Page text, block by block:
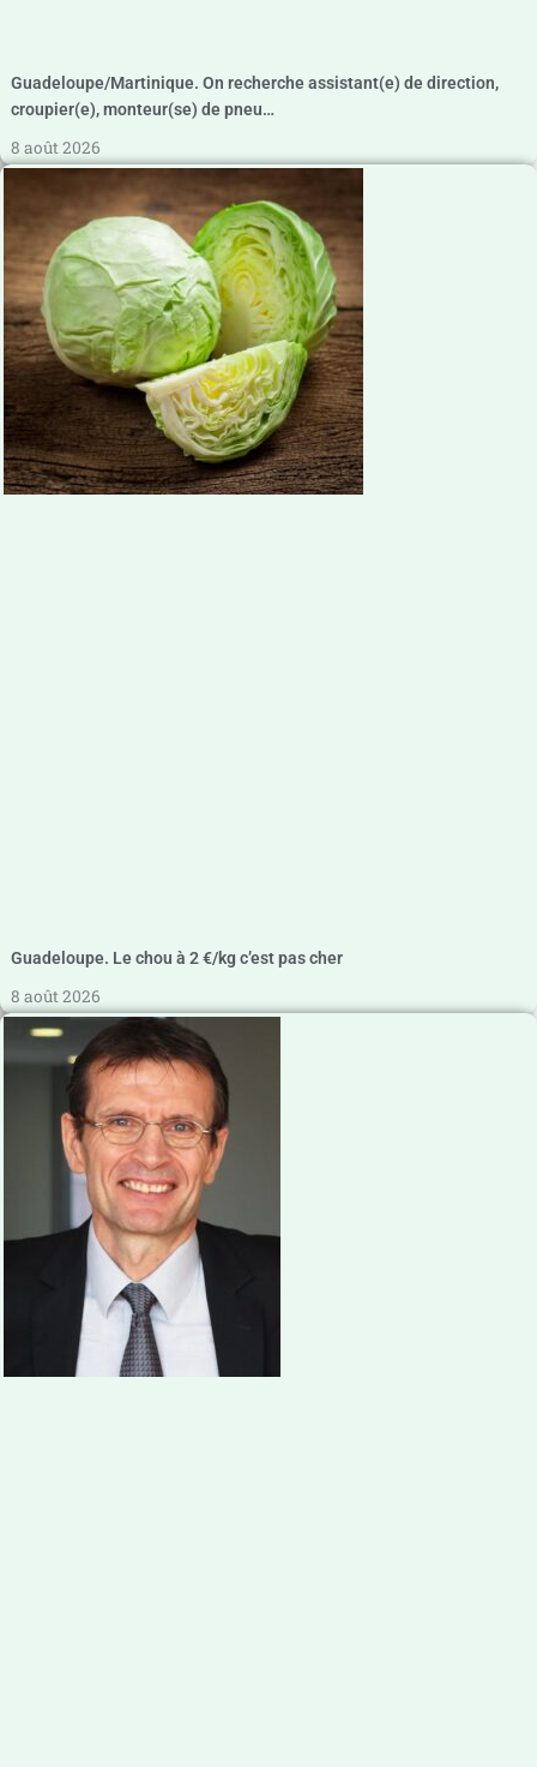
Guadeloupe/Martinique. On recherche assistant(e) de direction,
croupier(e), monteur(se) de pneu…
8 août 2026
Guadeloupe. Le chou à 2 €/kg c’est pas cher
8 août 2026